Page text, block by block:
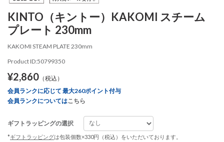
KINTO（キントー）KAKOMI スチーム
プレート 230mm
KAKOMI STEAM PLATE 230mm
Product ID:50799350
¥2,860 （税込）
会員ランクに応じて 最大260ポイント付与
会員ランクについてはこちら
ギフトラッピングの選択
*ギフトラッピングは包装個数×330円（税込）をいただいております。